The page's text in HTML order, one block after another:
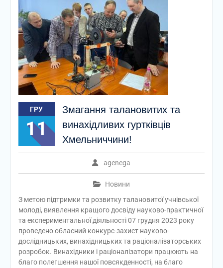
ГРУ
11
Змагання талановитих та
винахідливих гуртківців
Хмельниччини!
agenega
Новини
З метою підтримки та розвитку талановитої учнівської
молоді, виявлення кращого досвіду науково-практичної
та експериментальної діяльності 07 грудня 2023 року
проведено обласний конкурс-захист науково-
дослідницьких, винахідницьких та раціоналізаторських
розробок. Винахідники і раціоналізатори працюють на
благо полегшення нашої повсякденності, на благо